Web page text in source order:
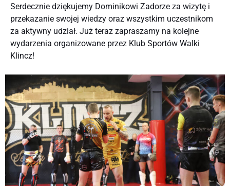
Serdecznie dziękujemy Dominikowi Zadorze za wizytę i
przekazanie swojej wiedzy oraz wszystkim uczestnikom
za aktywny udział. Już teraz zapraszamy na kolejne
wydarzenia organizowane przez Klub Sportów Walki
Klincz!